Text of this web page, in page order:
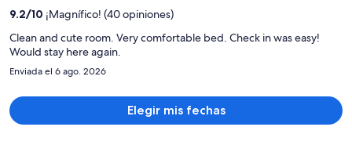
$984
9.2/10 ¡Magnífico! (40 opiniones)
Clean and cute room. Very comfortable bed. Check in was easy!
Would stay here again.
Enviada el 6 ago. 2026
Elegir mis fechas